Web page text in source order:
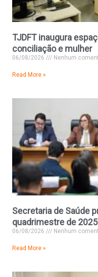
TJDFT inaugura
conciliação e mulher
06/08/2026 Nenhum
Read More »
Secretaria de Saúde
quadrimestre de
06/08/2026 Nenhum
Read More »